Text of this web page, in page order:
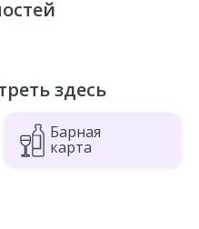
здесь
Барная
карта